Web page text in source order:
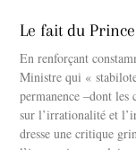
Le fait du Prince
En renforçant
Ministre qui «
permanence –dont
sur l’irrationalité et
dresse une critique